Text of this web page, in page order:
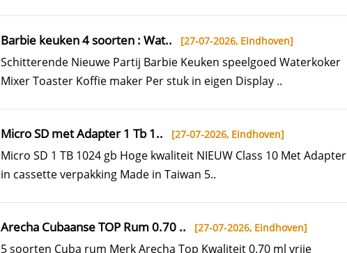
Barbie keuken 4 soorten : Wat.. [27-07-2026, Eindhoven]
Schitterende Nieuwe Partij Barbie Keuken speelgoed Waterkoker
Mixer Toaster Koffie maker Per stuk in eigen Display ..
Micro SD met Adapter 1 Tb 1.. [27-07-2026, Eindhoven]
Micro SD 1 TB 1024 gb Hoge kwaliteit NIEUW Class 10 Met Adapter
in cassette verpakking Made in Taiwan 5..
Arecha Cubaanse TOP Rum 0.70 .. [27-07-2026, Eindhoven]
5 soorten Cuba rum Merk Arecha Top Kwaliteit 0.70 ml vrije